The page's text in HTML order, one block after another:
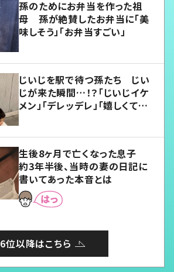
孫のためにお弁当を作った祖
母 孫が絶賛したお弁当に「美
味しそう」「お弁当すごい」
じいじを駅で待つ孫たち じい
じが来た瞬間…！？「じいじイケ
メン」「デレッデレ」「嬉しくて可
生後8ヶ月で亡くなった息子
約3年半後、当時の妻の日記に
書いてあった本音とは
6位以降はこちら